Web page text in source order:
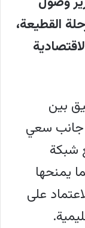
القطيعة،
بين
جانب سعي
شبكة
يمنحها
على